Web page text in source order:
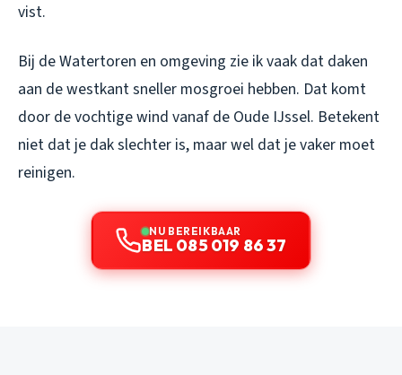
vist.
Bij de Watertoren en omgeving zie ik vaak dat daken
aan de westkant sneller mosgroei hebben. Dat komt
door de vochtige wind vanaf de Oude IJssel. Betekent
niet dat je dak slechter is, maar wel dat je vaker moet
reinigen.
NU BEREIKBAAR
BEL 085 019 86 37